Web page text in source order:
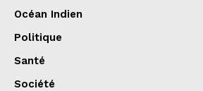
Océan Indien
Politique
Santé
Société